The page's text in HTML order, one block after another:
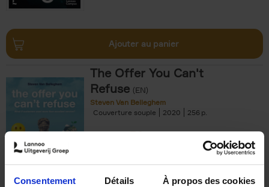
Consentement Détails À propos des cookies
Ajouter au panier
The Offer You Can't
Refuse (EN)
Steven Van Belleghem
Couverture souple
2020 256
€37,50